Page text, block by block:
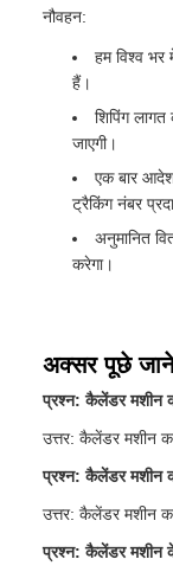
नौवहन:
हम विश्व भर
हैं।
शिपिंग
जाएगी।
एक बार
ट्रैकिंग नंबर
अनुमानित
करेगा।
अक्सर पूछे
प्रश्न: कैलेंडर मशीन
उत्तर: कैलेंडर मशीन
प्रश्न: कैलेंडर मशीन
उत्तर: कैलेंडर मशीन
प्रश्न: कैलेंडर मशीन